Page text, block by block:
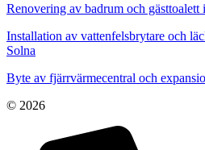
Renovering av badrum och gästtoalett
Installation av vattenfelsbrytare och
Solna
Byte av fjärrvärmecentral och
© 2026